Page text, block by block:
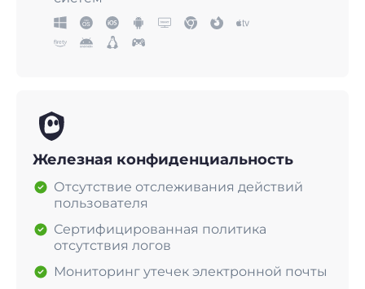
Железная конфиденциальность
Отсутствие отслеживания действий
пользователя
Сертифицированная политика
отсутствия логов
Мониторинг утечек электронной почты